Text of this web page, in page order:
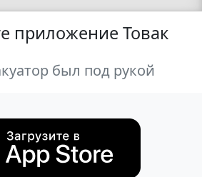
приложение Товак
был под рукой